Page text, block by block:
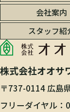
会社案内
スタッフ紹
株式会社オオサ
〒737-0114 広島
フリーダイヤル